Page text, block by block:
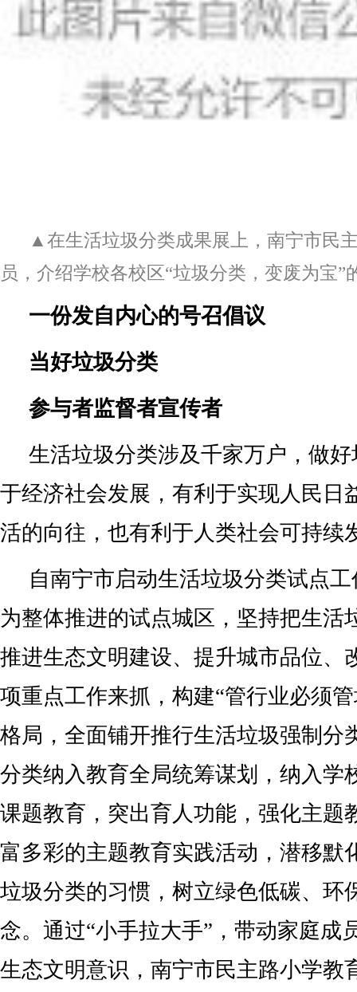
▲在生活垃圾分类成果展上，南宁市民
员，介绍学校各校区“垃圾分类，变废为宝”
一份发自内心的号召倡议
当好垃圾分类
参与者监督者宣传者
生活垃圾分类涉及千家万户，做
于经济社会发展，有利于实现人民日
活的向往，也有利于人类社会可持续
自南宁市启动生活垃圾分类试点
为整体推进的试点城区，坚持把生活
推进生态文明建设、提升城市品位、
项重点工作来抓，构建“管行业必须
格局，全面铺开推行生活垃圾强制分
分类纳入教育全局统筹谋划，纳入学
课题教育，突出育人功能，强化主题
富多彩的主题教育实践活动，潜移默
垃圾分类的习惯，树立绿色低碳、环
念。通过“小手拉大手”，带动家庭成
生态文明意识，南宁市民主路小学教